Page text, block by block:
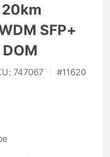
SFP+
747067 #11620